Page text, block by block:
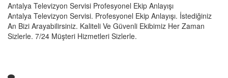
Antalya Televizyon Servisi Profesyonel Ekip Anlayışı
Antalya Televizyon Servisi. Profesyonel Ekip Anlayışı. İstediğiniz
An Bizi Arayabilirsiniz. Kaliteli Ve Güvenli Ekibimiz Her Zaman
Sizlerle. 7/24 Müşteri Hizmetleri Sizlerle.